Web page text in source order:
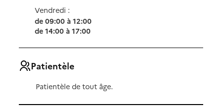
Vendredi :
de 09:00 à 12:00
de 14:00 à 17:00
Patientèle
Patientèle de tout âge.